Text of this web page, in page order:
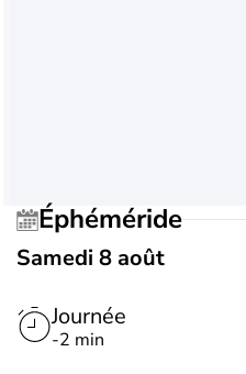
Éphéméride
Samedi 8 août
Journée
-2 min